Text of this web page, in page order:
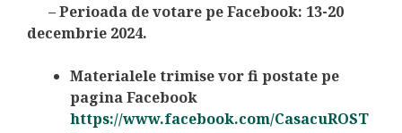
– Perioada de votare pe Facebook: 13-20
decembrie 2024.
Materialele trimise vor fi postate pe
pagina Facebook
https://www.facebook.com/CasacuROST